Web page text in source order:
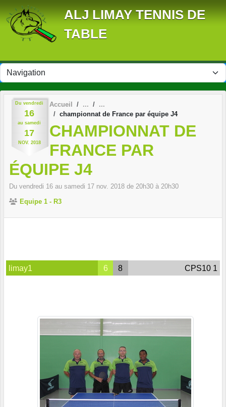
ALJ LIMAY TENNIS DE
TABLE
Du vendredi
16
au samedi
17
NOV. 2018
Accueil
championnat de France par équipe J4
CHAMPIONNAT DE
FRANCE PAR
ÉQUIPE J4
Du vendredi 16 au samedi 17 nov. 2018 de 20h30 à 20h30
Equipe 1 - R3
limay1 6 8 CPS10 1
Panneau de gestion des cookies